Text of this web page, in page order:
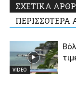
ΣΧΕΤΙΚΑ
VIDEO